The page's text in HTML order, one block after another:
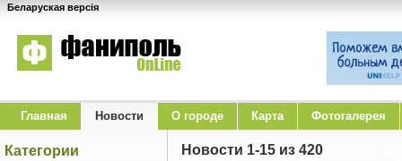
Беларуская версія
Главная Новости O городе Карта Фотогалерея
Категории
Новости 1-15 из 420